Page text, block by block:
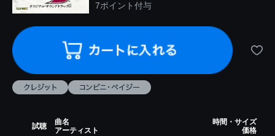
7ポイント付与
試聴
曲名
アーティスト
時間・サイズ
価格